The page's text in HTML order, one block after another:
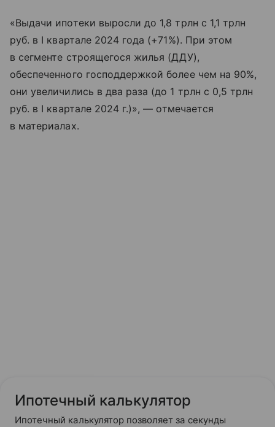
«Выдачи ипотеки выросли до 1,8 трлн с 1,1 трлн
руб. в I квартале 2024 года (+71%). При этом
в сегменте строящегося жилья (ДДУ),
обеспеченного господдержкой более чем на 90%,
они увеличились в два раза (до 1 трлн с 0,5 трлн
руб. в I квартале 2024 г.)», — отмечается
в материалах.
Ипотечный калькулятор
Ипотечный калькулятор позволяет за секунды